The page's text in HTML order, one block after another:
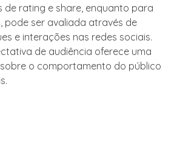
de rating e share, enquanto para
pode ser avaliada através de
e interações nas redes sociais.
de audiência oferece uma
o comportamento do público